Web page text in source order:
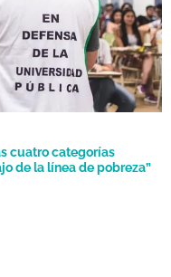
cuatro categorías
de la línea de pobreza”